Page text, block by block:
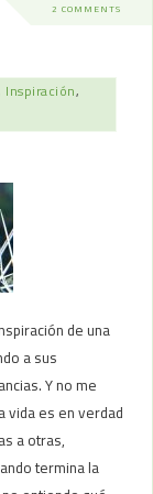
2 COMMENTS
Inspiración,
de una
a sus
Y no me
vida es en verdad
a otras,
termina la